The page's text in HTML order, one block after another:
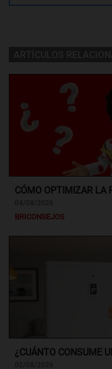
CÓMO OPTIMIZAR LA
BRICONSEJOS
¿CUÁNTO CONSUME